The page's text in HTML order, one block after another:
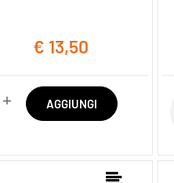
€ 13,50
AGGIUNGI